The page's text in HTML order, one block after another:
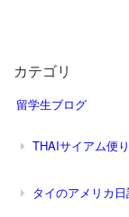
カテゴリ
留学生ブログ
THAIサイアム便り
タイのアメリカ